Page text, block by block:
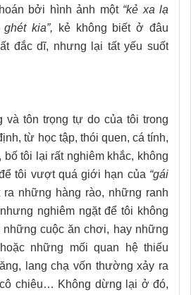
bởi hình ảnh một “kẻ xa lạ
kia”, kẻ không biết ở đâu
đắc dĩ, nhưng lại tất yếu suốt
và tôn trọng tự do của tôi trong
từ học tập, thói quen, cá tính,
tôi lại rất nghiêm khắc, không
tôi vượt quá giới hạn của “gái
ra những hàng rào, những ranh
nghiêm ngặt để tôi không
cuộc ăn chơi, hay những
những mối quan hệ thiếu
lang chạ vốn thường xảy ra
chiêu… Không dừng lại ở đó,